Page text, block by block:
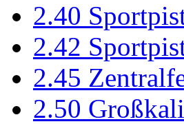
2.40
2.42
2.45
2.50